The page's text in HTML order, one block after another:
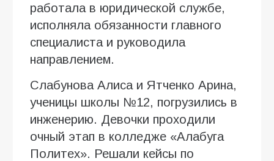
работала в юридической службе,
исполняла обязанности главного
специалиста и руководила
направлением.
Слабунова Алиса и Ятченко Арина,
ученицы школы №12, погрузились в
инженерию. Девочки проходили
очный этап в колледже «Алабуга
Политех». Решали кейсы по